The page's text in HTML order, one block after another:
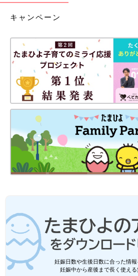
キャンペーン
妊娠日数や生後日数に合った情
妊娠中から産後まで長く使える